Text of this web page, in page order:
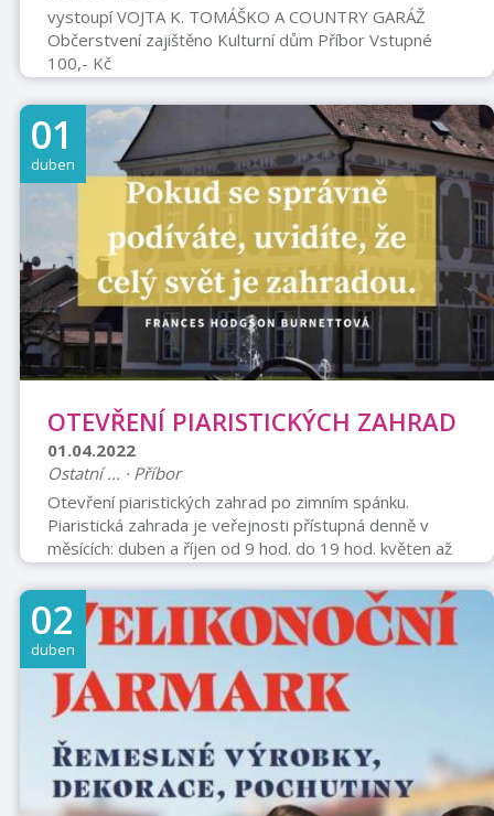
vystoupí VOJTA K. TOMÁŠKO A COUNTRY GARÁŽ
Občerstvení zajištěno Kulturní dům Příbor Vstupné
100,- Kč
01
duben
OTEVŘENÍ PIARISTICKÝCH ZAHRAD
01.04.2022
Ostatní ... · Příbor
Otevření piaristických zahrad po zimním spánku.
Piaristická zahrada je veřejnosti přístupná denně v
měsících: duben a říjen od 9 hod. do 19 hod. květen až
září od 9 hod. do 21 hod. listopad až březen uzavřena.
02
duben